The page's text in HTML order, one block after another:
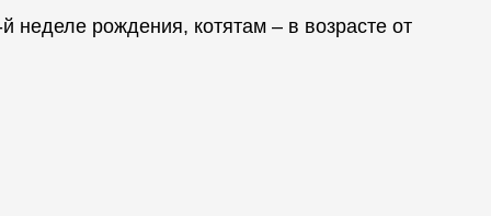
неделе рождения, котятам – в возрасте от